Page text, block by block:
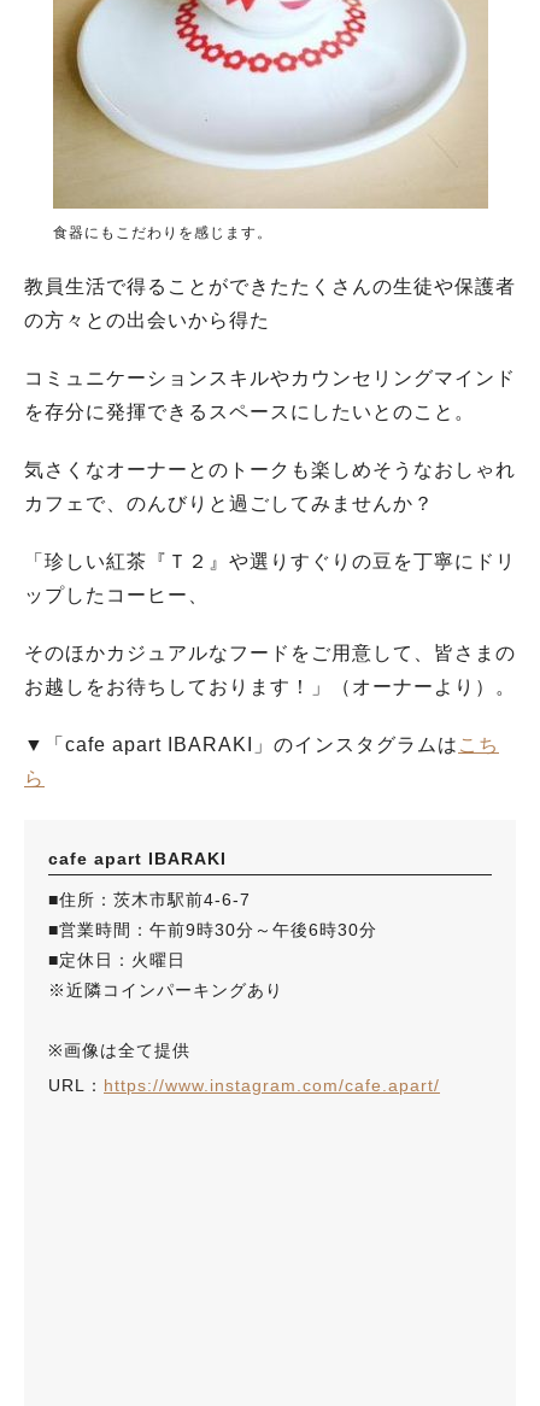
食器にもこだわりを感じます。
教員生活で得ることができたたくさんの生徒や保護者
の方々との出会いから得た
コミュニケーションスキルやカウンセリングマインド
を存分に発揮できるスペースにしたいとのこと。
気さくなオーナーとのトークも楽しめそうなおしゃれ
カフェで、のんびりと過ごしてみませんか？
「珍しい紅茶『Ｔ２』や選りすぐりの豆を丁寧にドリ
ップしたコーヒー、
そのほかカジュアルなフードをご用意して、皆さまの
お越しをお待ちしております！」（オーナーより）。
▼「cafe apart IBARAKI」のインスタグラムは こち
ら
cafe apart IBARAKI
■住所：茨木市駅前4-6-7
■営業時間：午前9時30分～午後6時30分
■定休日：火曜日
※近隣コインパーキングあり
※画像は全て提供
URL： https://www.instagram.com/cafe.apart/